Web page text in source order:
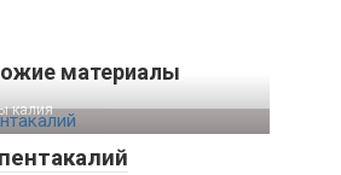
материалы
калия‎